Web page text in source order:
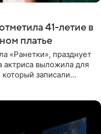
41-летие в
платье
«Ранетки», празднует
актриса выложила для
записали